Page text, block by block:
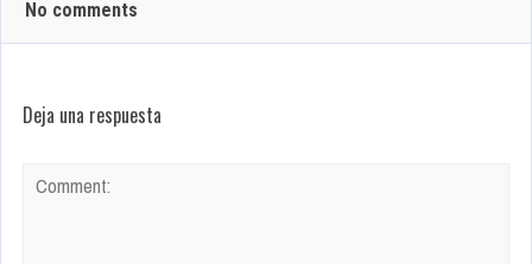
No comments
Deja una respuesta